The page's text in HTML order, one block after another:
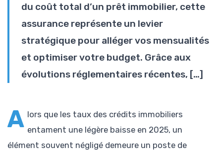
du coût total d’un prêt immobilier, cette
assurance représente un levier
stratégique pour alléger vos mensualités
et optimiser votre budget. Grâce aux
évolutions réglementaires récentes, […]
A lors que les taux des crédits immobiliers
entament une légère baisse en 2025, un
élément souvent négligé demeure un poste de